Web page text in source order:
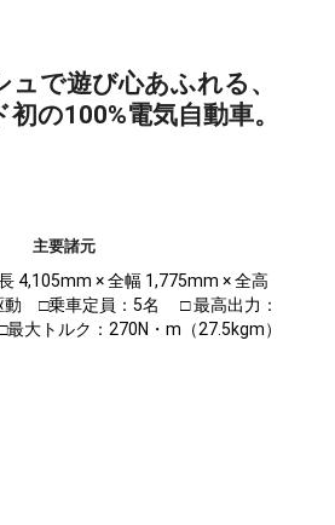
で遊び心あふれる、
の100%電気自動車。
主要諸元
4,105mm × 全幅 1,775mm × 全高
□乗車定員：5名 □ 最高出力：
大トルク：270N・m（27.5kgm）